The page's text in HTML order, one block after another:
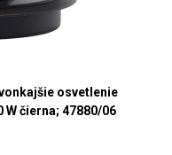
osvetlenie
W čierna; 47880/06